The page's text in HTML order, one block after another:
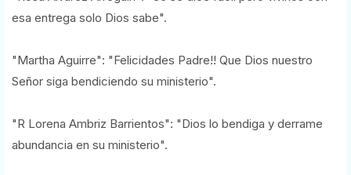
esa entrega solo Dios sabe".
"Martha Aguirre": "Felicidades Padre!! Que Dios nuestro
Señor siga bendiciendo su ministerio".
"R Lorena Ambriz Barrientos": "Dios lo bendiga y derrame
abundancia en su ministerio".